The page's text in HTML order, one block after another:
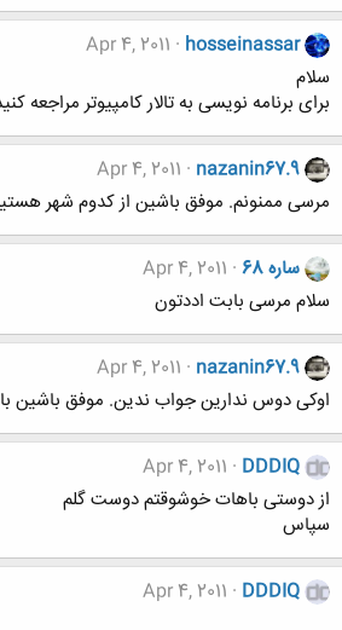
hosseinassar
Apr 4, 2011
سلام
برای برنامه نویسی به تالار کامپیوتر مراجعه
nazanin67.9
Apr 4, 2011
مرسی ممنونم. موفق باشین از کدوم شهر
ساره 68
Apr 4, 2011
سلام مرسی بابت اددتون
nazanin67.9
Apr 4, 2011
اوکی دوس ندارین جواب ندین. موفق باشین
DDDIQ
Apr 4, 2011
از دوستی باهات خوشوقتم دوست گلم
سپاس
DDDIQ
Apr 4, 2011